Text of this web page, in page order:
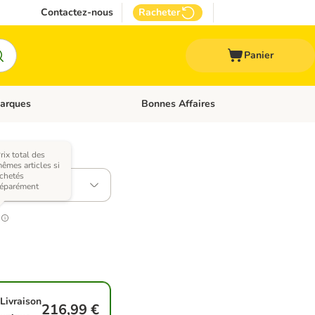
Contactez-nous Racheter
Panier
les catégories: Médical Dérouler les catégories: Marques
Bonnes Affaires
x 420 g
total des
articles si
Livraison216,99 €